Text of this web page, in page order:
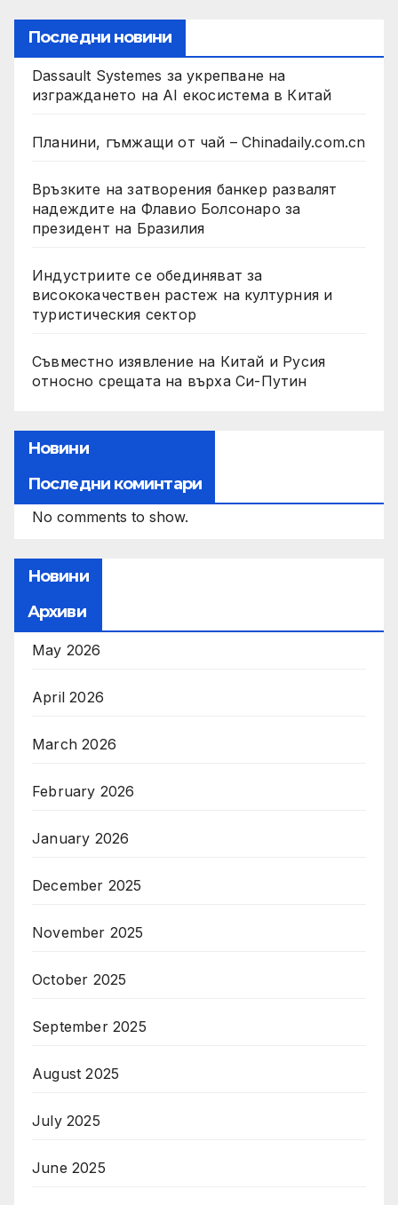
Последни новини
Dassault Systemes за укрепване на
изграждането на AI екосистема в Китай
Планини, гъмжащи от чай – Chinadaily.com.cn
Връзките на затворения банкер развалят
надеждите на Флавио Болсонаро за
президент на Бразилия
Индустриите се обединяват за
висококачествен растеж на културния и
туристическия сектор
Съвместно изявление на Китай и Русия
относно срещата на върха Си-Путин
Новини
Последни коминтари
No comments to show.
Новини
Архиви
May 2026
April 2026
March 2026
February 2026
January 2026
December 2025
November 2025
October 2025
September 2025
August 2025
July 2025
June 2025